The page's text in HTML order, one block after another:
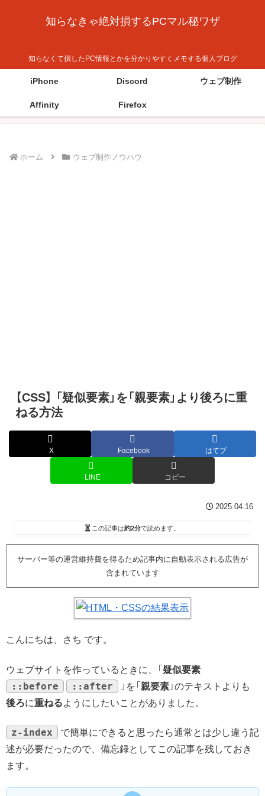
知らなきゃ絶対損するPCマル秘ワザ
知らなくて損したPC情報とかを分かりやすくメモする個人ブログ
iPhone Discord ウェブ制作
Affinity Firefox
ホーム ウェブ制作ノウハウ
【CSS】 「疑似要素」を「親要素」より後ろに重
ねる方法
X Facebook はてブ
LINE コピー
2025.04.16
この記事は約2分で読めます。
サーバー等の運営維持費を得るため記事内に自動表示される広告が
含まれています
こんにちは、さち です。
ウェブサイトを作っているときに、「 疑似要素
::before ::after 」を「 親要素 」のテキストよりも
後ろに重ねるようにしたいことがありました。
z-index
で簡単にできると思ったら通常とは少し違う記
述が必要だったので、備忘録としてこの記事を残しておき
ます。